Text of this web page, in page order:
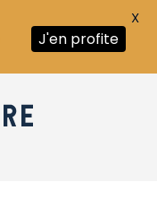
J'en profite
X